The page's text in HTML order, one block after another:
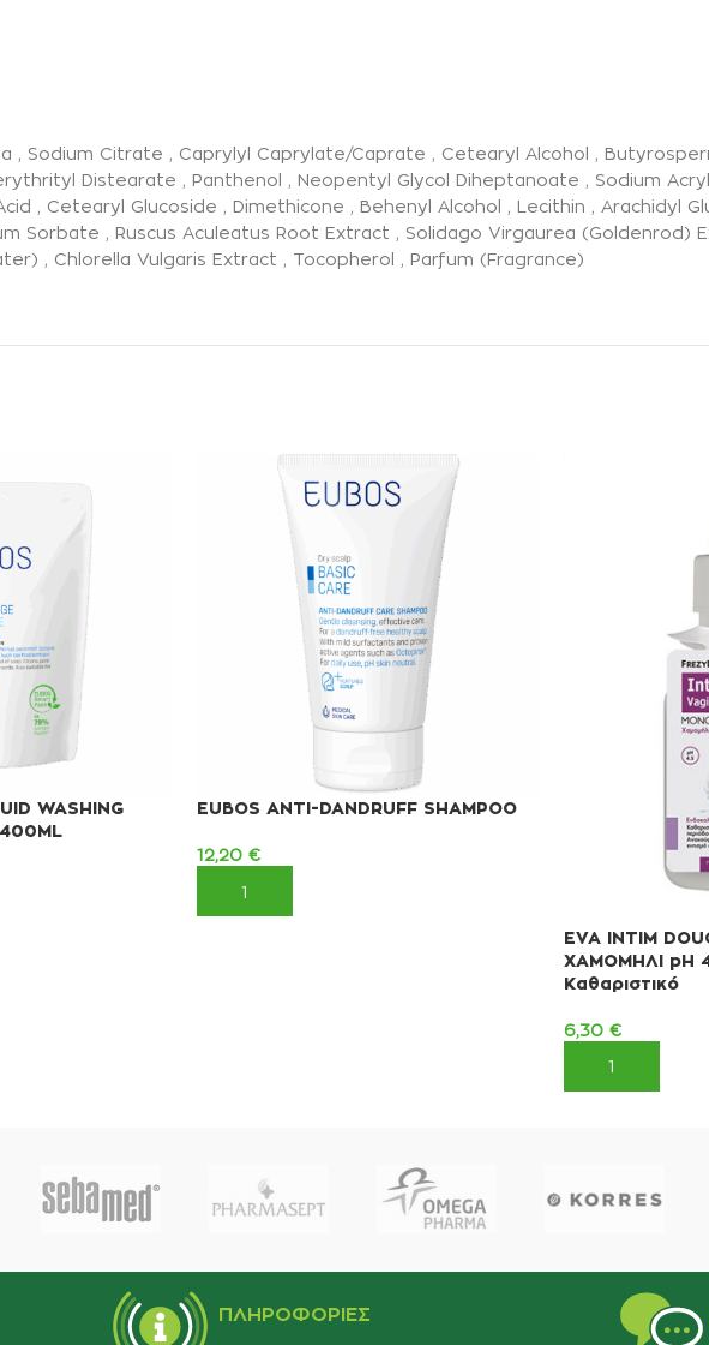
, Sodium Citrate , Caprylyl Caprylate/Caprate , Cetearyl Alcohol ,
Distearate , Panthenol , Neopentyl Glycol Diheptanoate , Sodium
, Cetearyl Glucoside , Dimethicone , Behenyl Alcohol , Lecithin , Arachidyl
Sorbate , Ruscus Aculeatus Root Extract , Solidago Virgaurea (Goldenrod)
, Chlorella Vulgaris Extract , Tocopherol , Parfum (Fragrance)
WASHING
400ML
EUBOS ANTI-DANDRUFF SHAMPOO
12,20 €
ΠΡΟΣΘΉΚΗ ΣΤΟ ΚΑΛΆΘΙ
EVA INTIM
ΧΑΜΟΜΗΛΙ pH
Καθαριστικό
6,30 €
ΠΡΟΣΘΉΚΗ ΣΤΟ
ΠΛΗΡΟΦΟΡΊΕΣ